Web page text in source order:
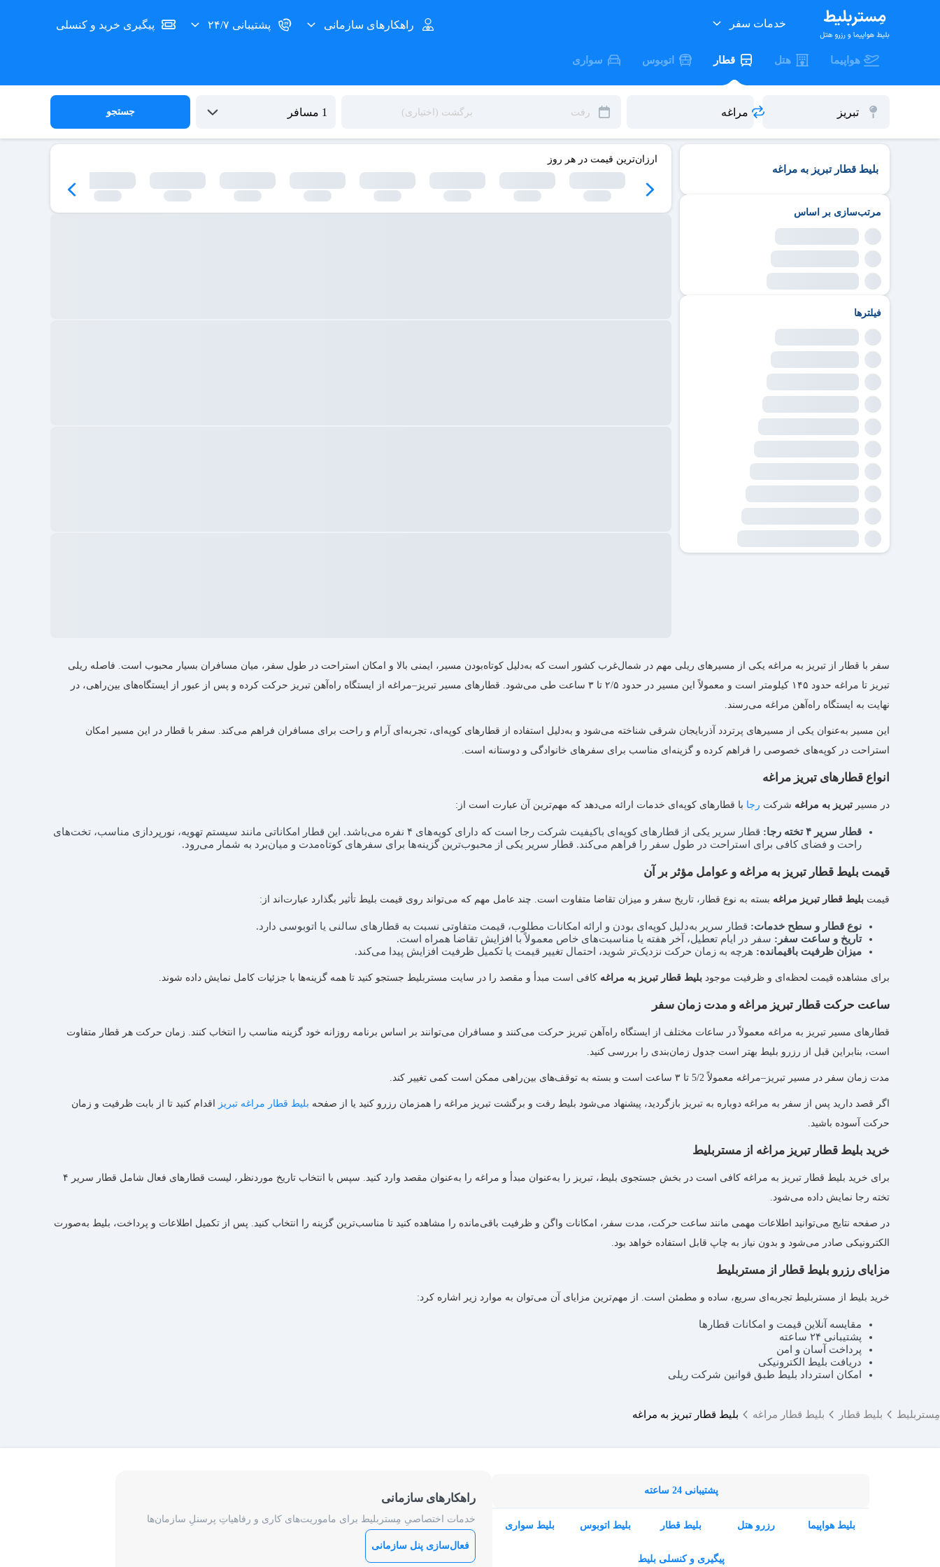
خدمات سفر راهکارهای سازمانی پشتیبانی ۲۴/۷ پیگیری خرید و کنسلی
هواپیما هتل قطار اتوبوس سواری
جستجو
بلیط قطار تبریز به مراغه
مرتب‌سازی بر اساس
فیلترها
ارزان‌ترین قیمت در هر روز
سفر با قطار از تبریز به مراغه یکی از مسیرهای ریلی مهم در شمال‌غرب کشور است که به‌دلیل کوتاه‌بودن مسیر، ایمنی بالا و امکان استراحت در طول سفر، میان مسافران بسیار محبوب است. فاصله ریلی
تبریز تا مراغه حدود ۱۴۵ کیلومتر است و معمولاً این مسیر در حدود ۲/۵ تا ۳ ساعت طی می‌شود. قطارهای مسیر تبریز–مراغه از ایستگاه راه‌آهن تبریز حرکت کرده و پس از عبور از ایستگاه‌های بین‌راهی، در
نهایت به ایستگاه راه‌آهن مراغه می‌رسند.
این مسیر به‌عنوان یکی از مسیرهای پرتردد آذربایجان شرقی شناخته می‌شود و به‌دلیل استفاده از قطارهای کوپه‌ای، تجربه‌ای آرام و راحت برای مسافران فراهم می‌کند. سفر با قطار در این مسیر امکان
استراحت در کوپه‌های خصوصی را فراهم کرده و گزینه‌ای مناسب برای سفرهای خانوادگی و دوستانه است.
انواع قطارهای تبریز مراغه
در مسیر تبریز به مراغه شرکت رجا با قطارهای کوپه‌ای خدمات ارائه می‌دهد که مهم‌ترین آن عبارت است از:
قطار سریر ۴ تخته رجا:
قطار سریر یکی از قطارهای کوپه‌ای باکیفیت شرکت رجا است که دارای کوپه‌های ۴ نفره می‌باشد. این قطار امکاناتی مانند سیستم تهویه، نورپردازی مناسب، تخت‌های
راحت و فضای کافی برای استراحت در طول سفر را فراهم می‌کند. قطار سریر یکی از محبوب‌ترین گزینه‌ها برای سفرهای کوتاه‌مدت و میان‌برد به شمار می‌رود.
قیمت بلیط قطار تبریز به مراغه و عوامل مؤثر بر آن
قیمت بلیط قطار تبریز مراغه بسته به نوع قطار، تاریخ سفر و میزان تقاضا متفاوت است. چند عامل مهم که می‌تواند روی قیمت بلیط تأثیر بگذارد عبارت‌اند از:
نوع قطار و سطح خدمات: قطار سریر به‌دلیل کوپه‌ای بودن و ارائه امکانات مطلوب، قیمت متفاوتی نسبت به قطارهای سالنی یا اتوبوسی دارد.
تاریخ و ساعت سفر: سفر در ایام تعطیل، آخر هفته‌ یا مناسبت‌های خاص معمولاً با افزایش تقاضا همراه است.
میزان ظرفیت باقیمانده: هرچه به زمان حرکت نزدیک‌تر شوید، احتمال تغییر قیمت یا تکمیل ظرفیت افزایش پیدا می‌کند.
برای مشاهده قیمت لحظه‌ای و ظرفیت موجود بلیط قطار تبریز به مراغه کافی است مبدأ و مقصد را در سایت مستربلیط جستجو کنید تا همه گزینه‌ها با جزئیات کامل نمایش داده شوند.
ساعت حرکت قطار تبریز مراغه و مدت زمان سفر
قطارهای مسیر تبریز به مراغه معمولاً در ساعات مختلف از ایستگاه راه‌آهن تبریز حرکت می‌کنند و مسافران می‌توانند بر اساس برنامه روزانه خود گزینه مناسب را انتخاب کنند. زمان حرکت هر قطار متفاوت
است، بنابراین قبل از رزرو بلیط بهتر است جدول زمان‌بندی را بررسی کنید.
مدت زمان سفر در مسیر تبریز–مراغه معمولاً 5/2 تا ۳ ساعت است و بسته به توقف‌های بین‌راهی ممکن است کمی تغییر کند.
اگر قصد دارید پس از سفر به مراغه دوباره به تبریز بازگردید، پیشنهاد می‌شود بلیط رفت و برگشت تبریز مراغه را همزمان رزرو کنید یا از صفحه بلیط قطار مراغه تبریز
اقدام کنید تا از بابت ظرفیت و زمان
حرکت آسوده باشید.
خرید بلیط قطار تبریز مراغه از مستربلیط
برای خرید بلیط قطار تبریز به مراغه کافی است در بخش جستجوی بلیط، تبریز را به‌عنوان مبدأ و مراغه را به‌عنوان مقصد وارد کنید. سپس با انتخاب تاریخ موردنظر، لیست قطارهای فعال شامل قطار سریر ۴
تخته رجا نمایش داده می‌شود.
در صفحه نتایج می‌توانید اطلاعات مهمی مانند ساعت حرکت، مدت سفر، امکانات واگن و ظرفیت باقی‌مانده را مشاهده کنید تا مناسب‌ترین گزینه را انتخاب کنید. پس از تکمیل اطلاعات و پرداخت، بلیط به‌صورت
الکترونیکی صادر می‌شود و بدون نیاز به چاپ قابل استفاده خواهد بود.
مزایای رزرو بلیط قطار از مستربلیط
خرید بلیط از مستربلیط تجربه‌ای سریع، ساده و مطمئن است. از مهم‌ترین مزایای آن می‌توان به موارد زیر اشاره کرد:
مقایسه آنلاین قیمت و امکانات قطارها
پشتیبانی ۲۴ ساعته
پرداخت آسان و امن
دریافت بلیط الکترونیکی
امکان استرداد بلیط طبق قوانین شرکت ریلی
مِستربلیط بلیط قطار بلیط قطار مراغه بلیط قطار تبریز به مراغه
پشتیبانی 24 ساعته
بلیط هواپیما رزرو هتل بلیط قطار بلیط اتوبوس بلیط سواری
پیگیری و کنسلی بلیط
راهکارهای سازمانی
خدمات اختصاصیِ مِستربلیط برای ماموریت‌های کاری و رفاهیاتِ پرسنلِ سازمان‌ها
فعال‌سازی پنل سازمانی